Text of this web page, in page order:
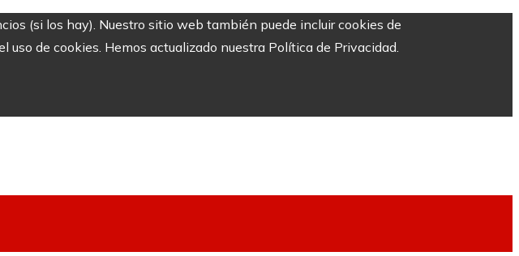
(si los hay). Nuestro sitio web también puede incluir cookies de
de cookies. Hemos actualizado nuestra Política de Privacidad.